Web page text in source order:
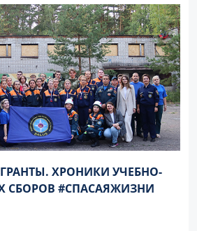
ХРОНИКИ УЧЕБНО-
СБОРОВ #СПАСАЯЖИЗНИ